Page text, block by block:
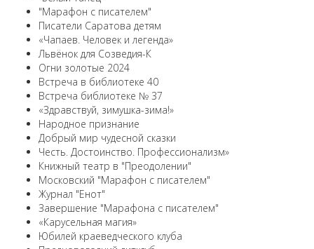
"Марафон с писателем"
Писатели Саратова детям
«Чапаев. Человек и легенда»
Львёнок для Созведия-К
Огни золотые 2024
Встреча в библиотеке 40
Встреча библиотеке № 37
«Здравствуй, зимушка-зима!»
Народное признание
Добрый мир чудесной сказки
Честь. Достоинство. Профессионализм»
Книжный театр в "Преодолении"
Московский "Марафон с писателем"
Журнал "Енот"
Завершение "Марафона с писателем"
«Карусельная магия»
Юбилей краеведческого клуба